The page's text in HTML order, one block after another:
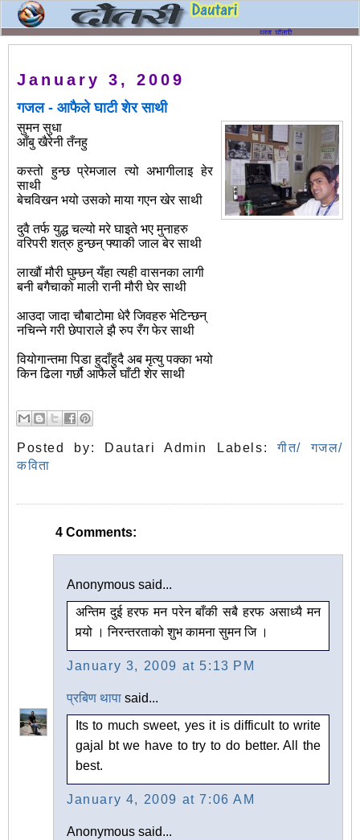
January 3, 2009
गजल - आफैले घाटी शेर साथी
सुमन सुधा
आँबु खैरेनी तँनहु
कस्तो हुन्छ प्रेमजाल त्यो अभागीलाइ हेर
साथी
बेचविखन भयो उसको माया गएन खेर साथी
दुवै तर्फ युद्ध चल्यो मरे घाइते भए मुनाहरु
वरिपरी शत्रु हुन्छन् फ्याकी जाल बेर साथी
लाखौं मौरी घुम्छन् यँहा त्यही वासनका लागी
बनी बगैचाको माली रानी मौरी घेर साथी
आउदा जादा चौबाटोमा धेरै जिवहरु भेटिन्छन्
नचिन्ने गरी छेपाराले झै रुप रँग फेर साथी
वियोगान्तमा पिडा हुदाँहुदै अब मृत्यु पक्का भयो
किन ढिला गर्छौ आफैले घाँटी शेर साथी
Posted by: Dautari Admin Labels:गीत/ गजल/
कविता
4 Comments:
Anonymous said...
अन्तिम दुई हरफ मन परेन बाँकी सबै हरफ असाध्यै मन
पर्‍यो । निरन्तरताको शुभ कामना सुमन जि ।
January 3, 2009 at 5:13 PM
प्रबिण थापा said...
Its to much sweet, yes it is difficult to write
gajal bt we have to try to do better. All the
best.
January 4, 2009 at 7:06 AM
Anonymous said...